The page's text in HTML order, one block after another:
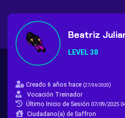
Beatriz
LEVEL 38
Creado 6 años hace (27/06/2020)
Vocación Treinador
Último Inicio de Sesión 07/09/2025
Ciudadano(a) de Saffron